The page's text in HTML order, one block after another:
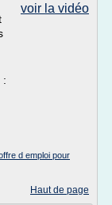
voir la vidéo
:
d emploi pour
Haut de page